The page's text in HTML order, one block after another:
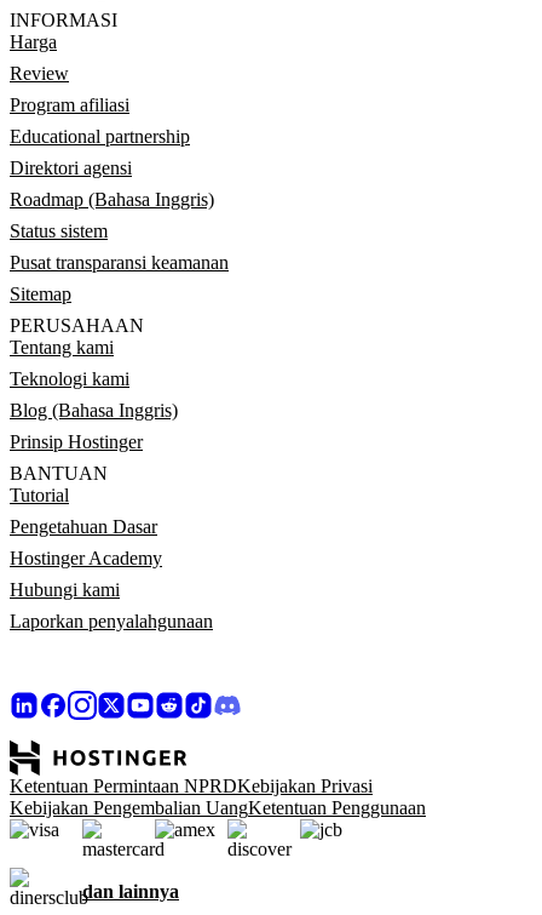
INFORMASI
Harga
Review
Program afiliasi
Educational partnership
Direktori agensi
Roadmap (Bahasa Inggris)
Status sistem
Pusat transparansi keamanan
Sitemap
PERUSAHAAN
Tentang kami
Teknologi kami
Blog (Bahasa Inggris)
Prinsip Hostinger
BANTUAN
Tutorial
Pengetahuan Dasar
Hostinger Academy
Hubungi kami
Laporkan penyalahgunaan
Ketentuan Permintaan NPRDKebijakan Privasi
Kebijakan Pengembalian UangKetentuan Penggunaan
dan lainnya